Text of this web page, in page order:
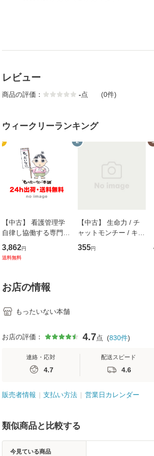
レビュー
商品の評価： -点 (0件)
ウィークリーランキング
1
【中古】 看護管理学
自律し協働する専門職
の看護マネジメントス
キル 改訂第3版 (看護
堂 [単行
3,862円
送料無料
2
【中古】 生命力 / チ
ャットモンチー / キュ
ーンレコード [CD]
【メール便送料無料】
355円
お店の情報
もったいない本舗
お店の評価： 4.7点 (830件)
連絡・応対
4.7
配送スピード
4.6
販売者情報 支払い方法 営業日カレンダー
類似商品と比較する
今見ている商品